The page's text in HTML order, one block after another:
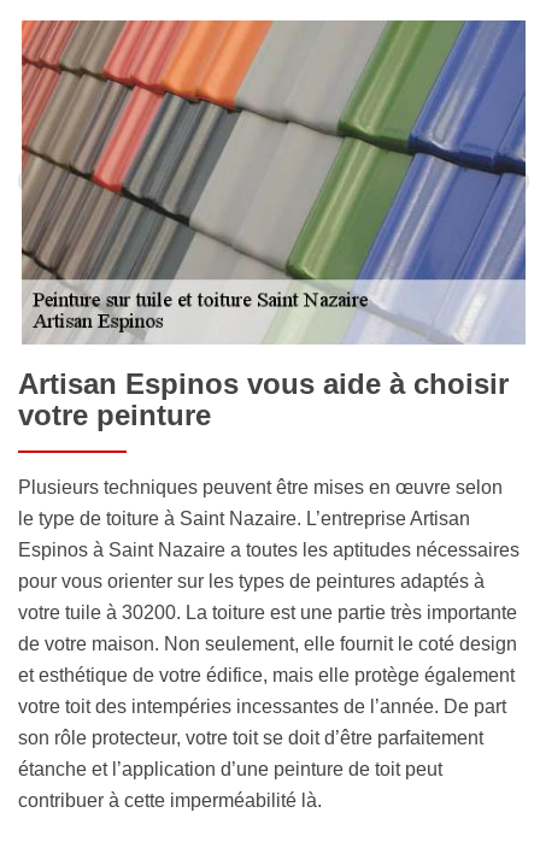
Artisan Espinos vous aide à choisir
votre peinture
Plusieurs techniques peuvent être mises en œuvre selon
le type de toiture à Saint Nazaire. L’entreprise Artisan
Espinos à Saint Nazaire a toutes les aptitudes nécessaires
pour vous orienter sur les types de peintures adaptés à
votre tuile à 30200. La toiture est une partie très importante
de votre maison. Non seulement, elle fournit le coté design
et esthétique de votre édifice, mais elle protège également
votre toit des intempéries incessantes de l’année. De part
son rôle protecteur, votre toit se doit d’être parfaitement
étanche et l’application d’une peinture de toit peut
contribuer à cette imperméabilité là.